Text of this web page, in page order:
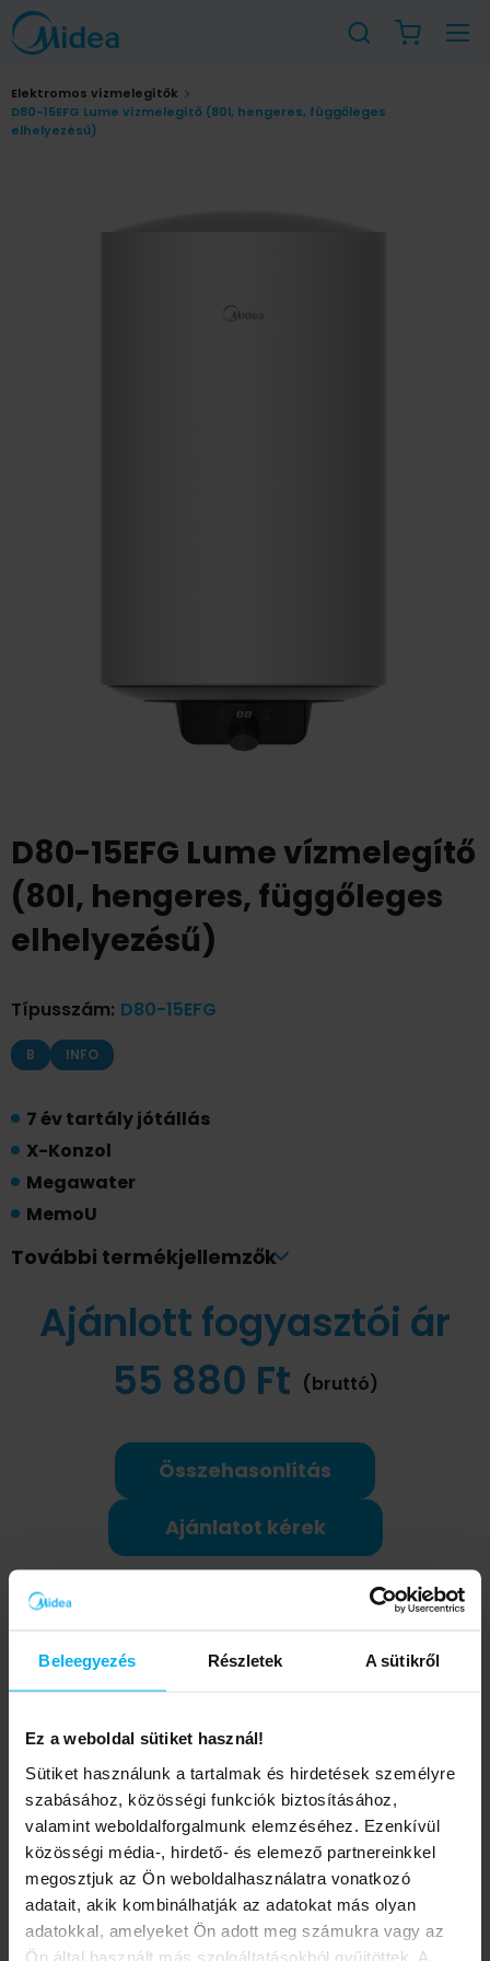
Beleegyezés Részletek A sütikről
Ez a weboldal sütiket használ!
Sütiket használunk a tartalmak és hirdetések személyre
szabásához, közösségi funkciók biztosításához,
valamint weboldalforgalmunk elemzéséhez. Ezenkívül
közösségi média-, hirdető- és elemező partnereinkkel
megosztjuk az Ön weboldalhasználatra vonatkozó
adatait, akik kombinálhatják az adatokat más olyan
adatokkal, amelyeket Ön adott meg számukra vagy az
Ön által használt más szolgáltatásokból gyűjtöttek. A
Elektromos vízmelegítők
D80-15EFG Lume vízmelegítő (80l, hengeres, függőleges
elhelyezésű)
D80-15EFG Lume vízmelegítő
(80l, hengeres, függőleges
elhelyezésű)
Típusszám: D80-15EFG
B INFO
7 év tartály jótállás
X-Konzol
Megawater
MemoU
WIFI vezérlés
Szárazfűtés védelem
IPX4
SU316L Rozsdamentes acél fűtőszál
Ti+SapphirEnamel tartály
További termékjellemzők
Ajánlott fogyasztói ár
55 880 Ft (bruttó)
Összehasonlítás
Ajánlatot kérek
függőleges elhelyezésű)
80
Fűtőszál teljesítmény (kW)
1.5